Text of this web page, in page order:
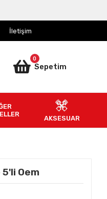
İletişim
0
Sepetim
AKSESUAR
Oem